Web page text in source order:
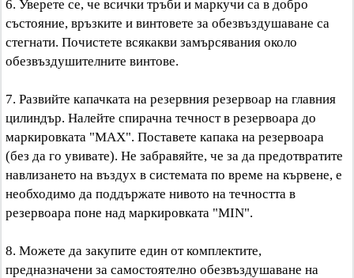
6. Уверете се, че всички тръби и маркучи са в добро
състояние, връзките и винтовете за обезвъздушаване са
стегнати. Почистете всякакви замърсявания около
обезвъздушителните винтове.
7. Развийте капачката на резервния резервоар на главния
цилиндър. Налейте спирачна течност в резервоара до
маркировката "MAX". Поставете капака на резервоара
(без да го увивате). Не забравяйте, че за да предотвратите
навлизането на въздух в системата по време на кървене, е
необходимо да поддържате нивото на течността в
резервоара поне над маркировката "MIN".
8. Можете да закупите един от комплектите,
предназначени за самостоятелно обезвъздушаване на